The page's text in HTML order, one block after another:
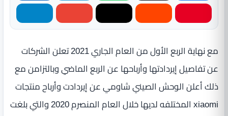
مع نهاية الربع الأول من العام الجاري 2021 تعلن الشركات
عن تفاصيل إيردادتها وأرباحها عن الربع الماضي وبالتزامن مع
ذلك أعلن الوحش الصيني شاومي عن إيردادت وأرباح منتجات
xiaomi المختلفه لديها خلال العام المنصرم 2020 والتي بلغت